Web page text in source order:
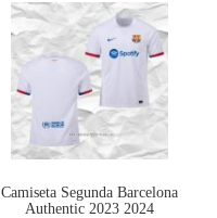
Camiseta Segunda Barcelona
Authentic 2023 2024